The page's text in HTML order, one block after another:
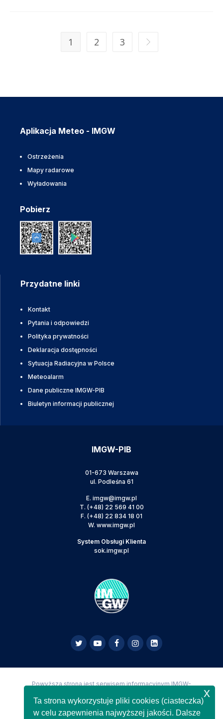
1 2 3
Aplikacja Meteo - IMGW
Ostrzeżenia
Mapy radarowe
Wyładowania
Pobierz
Przydatne linki
Kontakt
Pytania i odpowiedzi
Polityka prywatności
Deklaracja dostępności
Sytuacja Radiacyjna w Polsce
Meteoalarm
Dane publiczne IMGW-PIB
Biuletyn informacji publicznej
IMGW-PIB
01-673 Warszawa
ul. Podleśna 61
E. imgw@imgw.pl
T. (+48) 22 569 41 00
F. (+48) 22 834 18 01
W. www.imgw.pl
System Obsługi Klienta
sok.imgw.pl
Powyższa strona jest serwisem informacyjnym IMGW-
Copyright IMGW-PIB Wszelkie prawa zastrzeżone
Ta strona wykorzystuje pliki cookies (ciasteczka)
w celu zapewnienia najwyższej jakości. Dalsze
x